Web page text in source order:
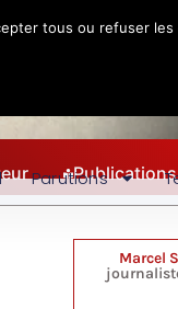
Publications
Parutions
Marcel
tous ou refuser